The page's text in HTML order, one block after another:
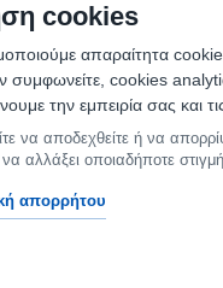
cookies
απαραίτητα cookies
συμφωνείτε, cookies
την εμπειρία σας και
να αποδεχθείτε ή να
να αλλάξει οποιαδήποτε
απορρήτου